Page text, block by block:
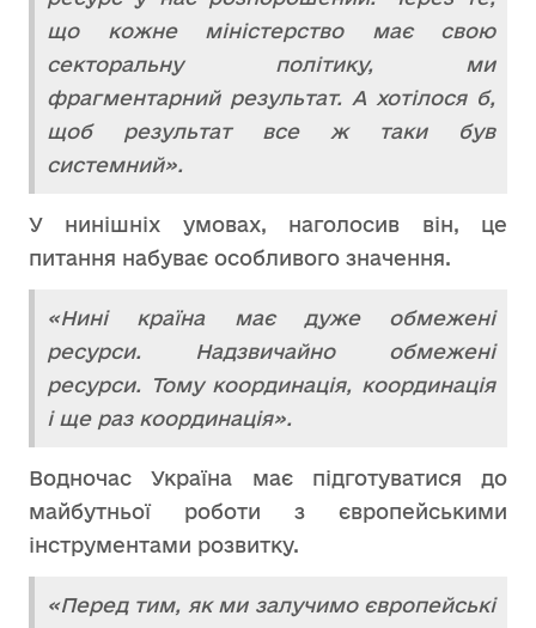
що кожне міністерство має свою
секторальну політику, ми
фрагментарний результат. А хотілося б,
щоб результат все ж таки був
системний».
У нинішніх умовах, наголосив він, це
питання набуває особливого значення.
«Нині країна має дуже обмежені
ресурси. Надзвичайно обмежені
ресурси. Тому координація, координація
і ще раз координація».
Водночас Україна має підготуватися до
майбутньої роботи з європейськими
інструментами розвитку.
«Перед тим, як ми залучимо європейські